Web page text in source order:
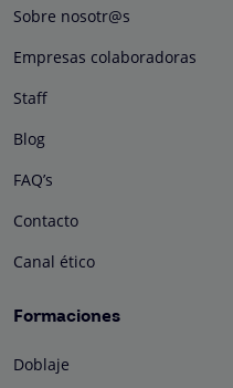
Sobre nosotr@s
Empresas colaboradoras
Staff
Blog
FAQ’s
Contacto
Canal ético
Formaciones
Doblaje